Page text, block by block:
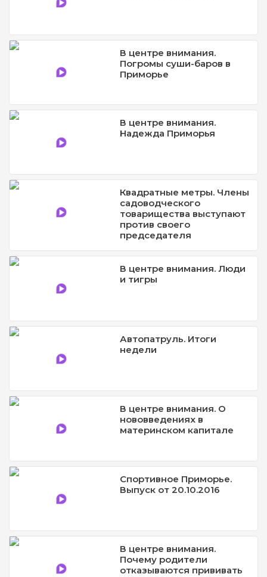
В центре внимания.
Погромы суши-баров в
Приморье
В центре внимания.
Надежда Приморья
Квадратные метры. Члены
садоводческого
товарищества выступают
против своего
председателя
В центре внимания. Люди
и тигры
Автопатруль. Итоги
недели
В центре внимания. О
нововведениях в
материнском капитале
Спортивное Приморье.
Выпуск от 20.10.2016
В центре внимания.
Почему родители
отказываются прививать